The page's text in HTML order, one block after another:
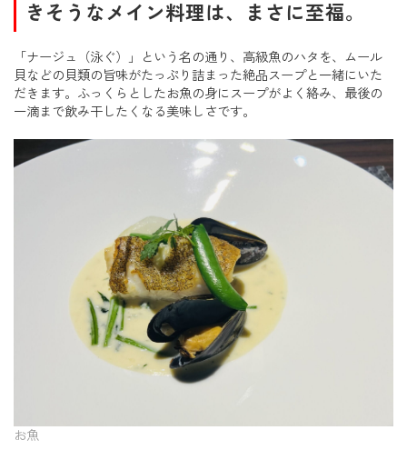
きそうなメイン料理は、まさに至福。
「ナージュ（泳ぐ）」という名の通り、高級魚のハタを、ムール
貝などの貝類の旨味がたっぷり詰まった絶品スープと一緒にいた
だきます。ふっくらとしたお魚の身にスープがよく絡み、最後の
一滴まで飲み干したくなる美味しさです。
お魚